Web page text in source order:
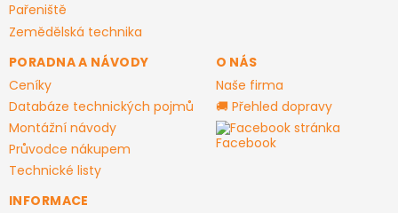
Pařeniště
Zemědělská technika
PORADNA A NÁVODY
Ceníky
Databáze technických pojmů
Montážní návody
Průvodce nákupem
Technické listy
O NÁS
Naše firma
🚚 Přehled dopravy
Facebook stránka
INFORMACE